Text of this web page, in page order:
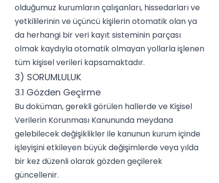
olduğumuz kurumların çalışanları, hissedarları ve
yetkililerinin ve üçüncü kişilerin otomatik olan ya
da herhangi bir veri kayıt sisteminin parçası
olmak kaydıyla otomatik olmayan yollarla işlenen
tüm kişisel verileri kapsamaktadır.
3) SORUMLULUK
3.1 Gözden Geçirme
Bu doküman, gerekli görülen hallerde ve Kişisel
Verilerin Korunması Kanununda meydana
gelebilecek değişiklikler ile kanunun kurum içinde
işleyişini etkileyen büyük değişimlerde veya yılda
bir kez düzenli olarak gözden geçilerek
güncellenir.